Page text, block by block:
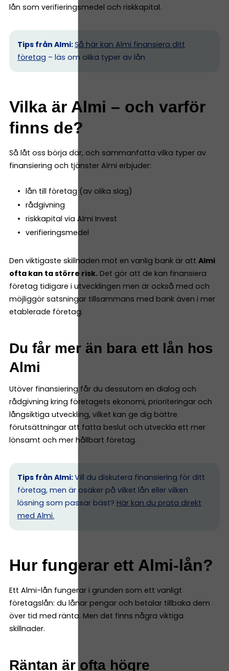
lån som verifieringsmedel och riskkapital.
Tips från Almi:Så här kan Almi finansiera ditt
företag – läs om olika typer av lån
Vilka är Almi – och varför
finns de?
Så låt oss börja där, och sammanfatta vilka typer av
finansiering och tjänster Almi erbjuder:
lån till företag (av olika slag)
rådgivning
riskkapital via Almi Invest
verifieringsmedel
Den viktigaste skillnaden mot en vanlig bank är att Almi
ofta kan ta större risk. Det gör att de kan finansiera
företag tidigare i utvecklingen men är också med och
möjliggör satsningar tillsammans med bank även i mer
etablerade företag.
Du får mer än bara ett lån hos
Almi
Utöver finansiering får du dessutom en dialog och
rådgivning kring företagets ekonomi, prioriteringar och
långsiktiga utveckling, vilket kan ge dig bättre
förutsättningar att fatta beslut och utveckla ett mer
lönsamt och mer hållbart företag.
Tips från Almi:Vill du diskutera finansiering för ditt
företag, men är osäker på vilket lån eller vilken
lösning som passar bäst? Här kan du prata direkt
med Almi.
Hur fungerar ett Almi-lån?
Ett Almi-lån fungerar i grunden som ett vanligt
företagslån: du lånar pengar och betalar tillbaka dem
över tid med ränta. Men det finns några viktiga
skillnader.
Räntan är ofta högre